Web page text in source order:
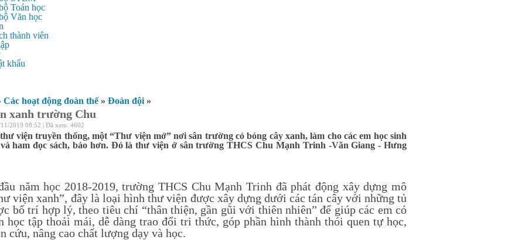
Toán học
Văn học
thành viên
khẩu
Các hoạt động đoàn thể » Đoàn đội »
xanh trường Chu
2019 08:52 | Đã xem: 4602
viện truyền thống, một “Thư viện mở” nơi sân trường có bóng cây xanh, làm cho các em học sinh
ham đọc sách, báo hơn. Đó là thư viện ở sân trường THCS Chu Mạnh Trinh -Văn Giang - Hưng
năm học 2018-2019, trường THCS Chu Mạnh Trinh đã phát động xây dựng mô
viện xanh”, đây là loại hình thư viện được xây dựng dưới các tán cây với những tủ
bố trí hợp lý, theo tiêu chí “thân thiện, gần gũi với thiên nhiên” để giúp các em có
học tập thoải mái, dễ dàng trao đổi tri thức, góp phần hình thành thói quen tự học,
cứu, nâng cao chất lượng dạy và học.